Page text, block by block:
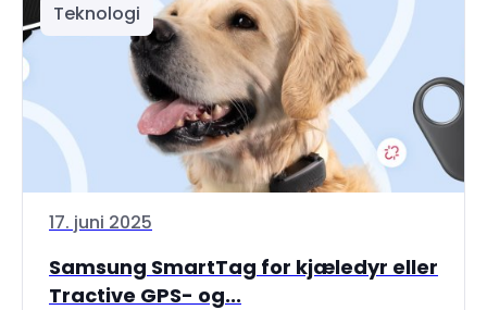
Teknologi
17. juni 2025
Samsung SmartTag for kjæledyr eller
Tractive GPS- og...